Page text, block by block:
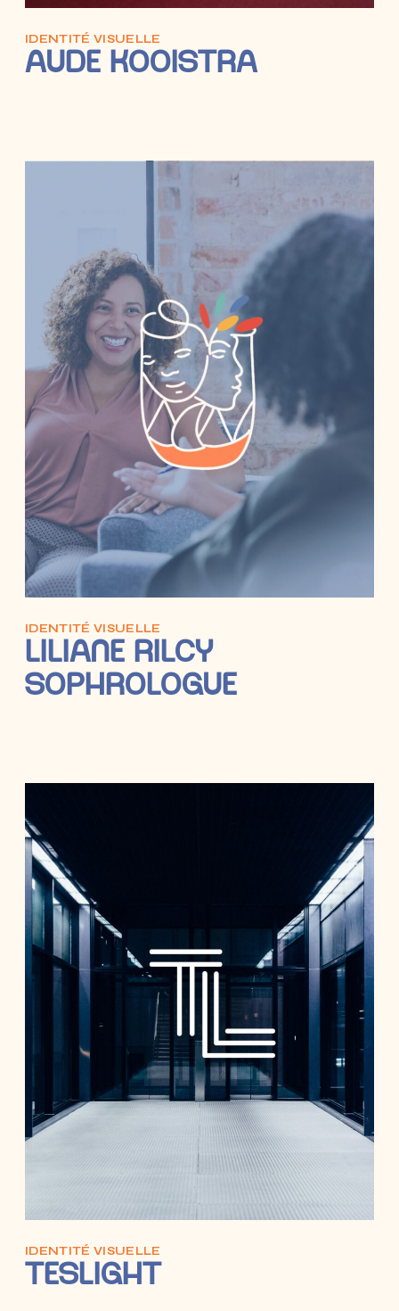
IDENTITÉ VISUELLE
AUDE KOOISTRA
IDENTITÉ VISUELLE
LILIANE RILCY
SOPHROLOGUE
IDENTITÉ VISUELLE
TESLIGHT